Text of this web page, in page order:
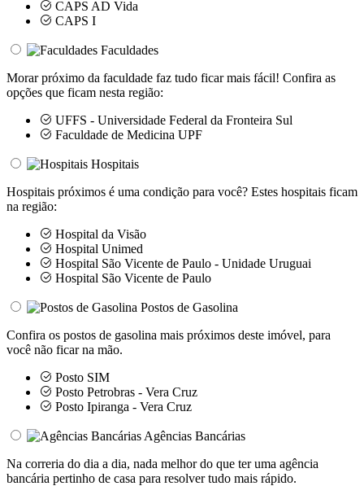
CAPS AD Vida
CAPS I
Faculdades
Morar próximo da faculdade faz tudo ficar mais fácil! Confira as
opções que ficam nesta região:
UFFS - Universidade Federal da Fronteira Sul
Faculdade de Medicina UPF
Hospitais
Hospitais próximos é uma condição para você? Estes hospitais ficam
na região:
Hospital da Visão
Hospital Unimed
Hospital São Vicente de Paulo - Unidade Uruguai
Hospital São Vicente de Paulo
Postos de Gasolina
Confira os postos de gasolina mais próximos deste imóvel, para
você não ficar na mão.
Posto SIM
Posto Petrobras - Vera Cruz
Posto Ipiranga - Vera Cruz
Agências Bancárias
Na correria do dia a dia, nada melhor do que ter uma agência
bancária pertinho de casa para resolver tudo mais rápido.